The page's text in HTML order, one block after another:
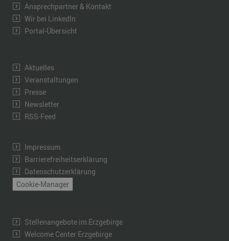
Ansprechpartner & Kontakt
Wir bei LinkedIn
Portal-Übersicht
Aktuelles
Veranstaltungen
Presse
Newsletter
RSS-Feed
Impressum
Barrierefreiheitserklärung
Datenschutzerklärung
Cookie-Manager
Stellenangebote im Erzgebirge
Welcome Center Erzgebirge